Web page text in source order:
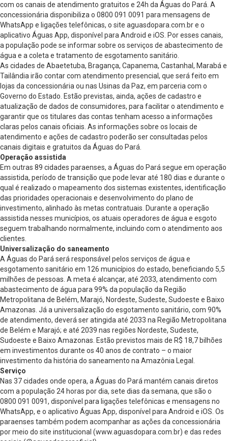
com os canais de atendimento gratuitos e 24h da Águas do Pará. A
concessionária disponibiliza o 0800 091 0091 para mensagens de
WhatsApp e ligações telefônicas, o site aguasdopara.com.br e o
aplicativo Águas App, disponível para Android e iOS. Por esses canais,
a população pode se informar sobre os serviços de abastecimento de
água e a coleta e tratamento de esgotamento sanitário.
As cidades de Abaetetuba, Bragança, Capanema, Castanhal, Marabá e
Tailândia irão contar com atendimento presencial, que será feito em
lojas da concessionária ou nas Usinas da Paz, em parceria com o
Governo do Estado. Estão previstas, ainda, ações de cadastro e
atualização de dados de consumidores, para facilitar o atendimento e
garantir que os titulares das contas tenham acesso a informações
claras pelos canais oficiais. As informações sobre os locais de
atendimento e ações de cadastro poderão ser consultadas pelos
canais digitais e gratuitos da Águas do Pará.
Operação assistida
Em outras 89 cidades paraenses, a Águas do Pará segue em operação
assistida, período de transição que pode levar até 180 dias e durante o
qual é realizado o mapeamento dos sistemas existentes, identificação
das prioridades operacionais e desenvolvimento do plano de
investimento, alinhado às metas contratuais. Durante a operação
assistida nesses municípios, os atuais operadores de água e esgoto
seguem trabalhando normalmente, incluindo com o atendimento aos
clientes.
Universalização do saneamento
A Águas do Pará será responsável pelos serviços de água e
esgotamento sanitário em 126 municípios do estado, beneficiando 5,5
milhões de pessoas. A meta é alcançar, até 2033, atendimento com
abastecimento de água para 99% da população da Região
Metropolitana de Belém, Marajó, Nordeste, Sudeste, Sudoeste e Baixo
Amazonas. Já a universalização do esgotamento sanitário, com 90%
de atendimento, deverá ser atingida até 2033 na Região Metropolitana
de Belém e Marajó; e até 2039 nas regiões Nordeste, Sudeste,
Sudoeste e Baixo Amazonas. Estão previstos mais de R$ 18,7 bilhões
em investimentos durante os 40 anos de contrato – o maior
investimento da história do saneamento na Amazônia Legal.
Serviço
Nas 37 cidades onde opera, a Águas do Pará mantém canais diretos
com a população 24 horas por dia, sete dias da semana, que são o
0800 091 0091, disponível para ligações telefônicas e mensagens no
WhatsApp, e o aplicativo Águas App, disponível para Android e iOS. Os
paraenses também podem acompanhar as ações da concessionária
por meio do site institucional (www.aguasdopara.com.br) e das redes